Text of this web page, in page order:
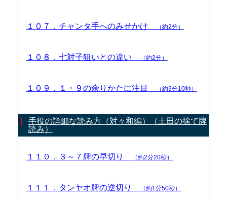
１０７．チャンタ手へのみせかけ （約2分）
１０８．七対子狙いとの違い （約2分）
１０９．１・９の余りかたに注目 （約3分10秒）
手役の詳細な読み方（対々和編）（土田の捨て牌
読み）
１１０．３～７牌の早切り （約2分20秒）
１１１．タンヤオ牌の逆切り （約1分50秒）